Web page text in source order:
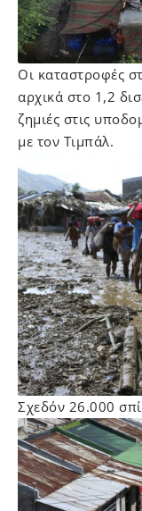
Οι καταστροφές
αρχικά στο 1,2
ζημιές στις
με τον Τιμπάλ.
Σχεδόν 26.000